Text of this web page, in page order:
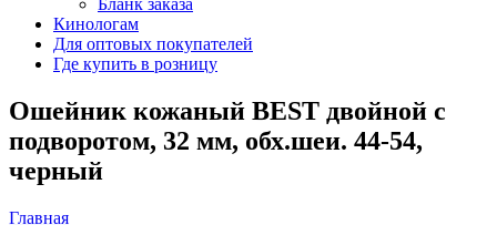
Бланк заказа
Кинологам
Для оптовых покупателей
Где купить в розницу
Ошейник кожаный BEST двойной с
подворотом, 32 мм, обх.шеи. 44-54,
черный
Главная